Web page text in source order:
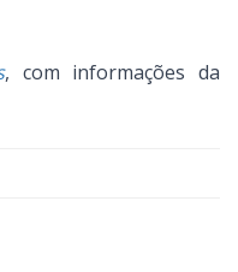
, com informações da